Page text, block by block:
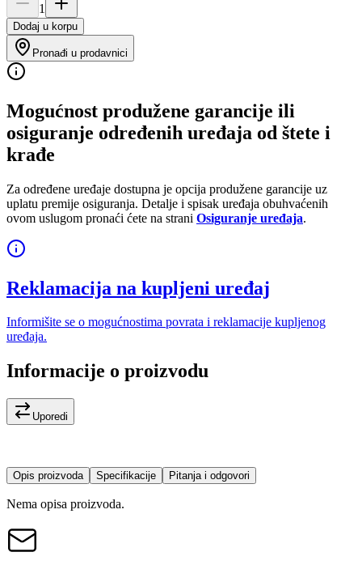
1
Dodaj u korpu
Pronađi u prodavnici
Mogućnost produžene garancije ili
osiguranje određenih uređaja od štete i
krađe
Za određene uređaje dostupna je opcija produžene garancije uz
uplatu premije osiguranja. Detalje i spisak uređaja obuhvaćenih
ovom uslugom pronaći ćete na strani Osiguranje uređaja.
Reklamacija na kupljeni uređaj
Informišite se o mogućnostima povrata i reklamacije kupljenog
uređaja.
Informacije o proizvodu
Uporedi
Opis proizvoda Specifikacije Pitanja i odgovori
Nema opisa proizvoda.